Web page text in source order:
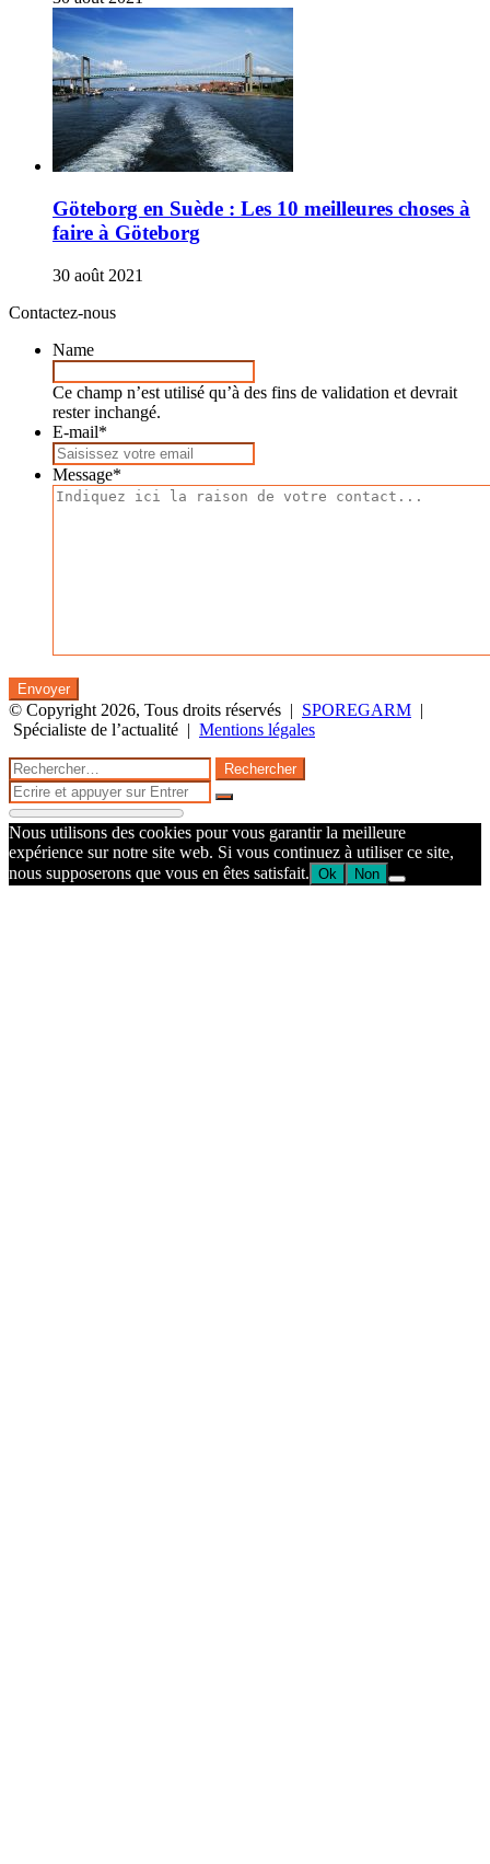
Göteborg en Suède : Les 10 meilleures choses à
faire à Göteborg
30 août 2021
Contactez-nous
Name
Ce champ n’est utilisé qu’à des fins de validation et devrait
rester inchangé.
E-mail*
Message*
© Copyright 2026, Tous droits réservés | SPOREGARM |
Spécialiste de l’actualité | Mentions légales
Facebook
Twitter
WhatsApp
Telegram
Bouton
retour
en
haut
de
la
page
Fermer
Rechercher :
Fermer
Rechercher
Nous utilisons des cookies pour vous garantir la meilleure
expérience sur notre site web. Si vous continuez à utiliser ce site,
nous supposerons que vous en êtes satisfait. Ok Non